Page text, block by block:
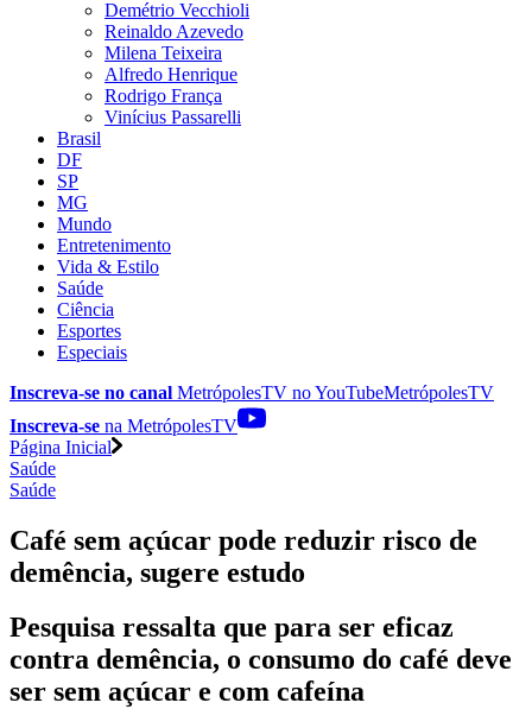
Demétrio Vecchioli
Reinaldo Azevedo
Milena Teixeira
Alfredo Henrique
Rodrigo França
Vinícius Passarelli
Brasil
DF
SP
MG
Mundo
Entretenimento
Vida & Estilo
Saúde
Ciência
Esportes
Especiais
Inscreva-se no canal MetrópolesTV noYouTubeMetrópolesTV
Inscreva-se na MetrópolesTV
Página Inicial
Saúde
Saúde
Café sem açúcar pode reduzir risco de
demência, sugere estudo
Pesquisa ressalta que para ser eficaz
contra demência, o consumo do café deve
ser sem açúcar e com cafeína